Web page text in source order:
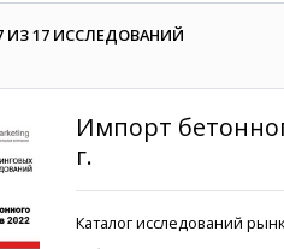
ИЗ 17 ИССЛЕДОВАНИЙ
Импорт
г.
Каталог исследований